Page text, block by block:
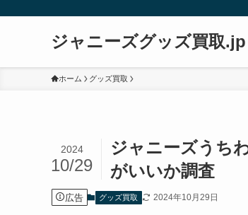
ジャニーズグッズ買取.jp
ホーム グッズ買取
ジャニーズうち
がいいか調査
2024
10/29
広告 グッズ買取 2024年10月29日